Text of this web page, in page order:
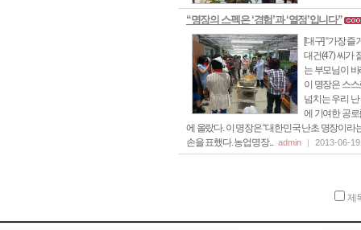
“명장의 스펙은 ‘경험’과 ‘열정’입니다”
[대구] “가장
대건(47) 씨가
는 부모님이
이 명장은 스
넘치는 우리
에 기여한 공
에 올랐다. 이 명장은 “대한민국 난초 명장이
손을 표했다. 농업명장... admin 2013-06-
제